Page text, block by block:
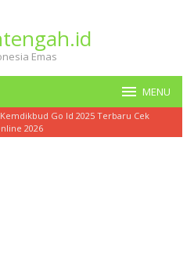
Emas
MENU
Kemdikbud Go Id 2025 Terbaru Cek
2026